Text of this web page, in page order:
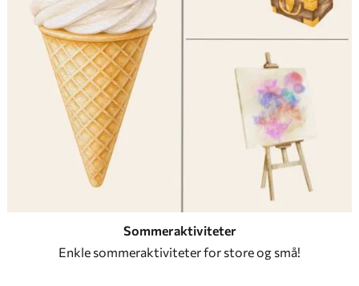
Sommeraktiviteter
Enkle sommeraktiviteter for store og små!